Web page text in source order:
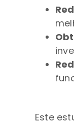
Este